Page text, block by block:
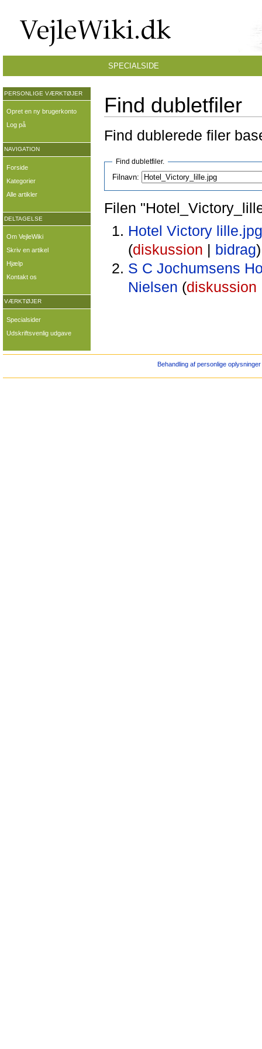
Find dubletfiler
Find dublerede filer
Find dubletfiler.
Filnavn:
Filen
Hotel Victory lille.jpg
(diskussion | bidrag)
S C Jochumsens
Nielsen (diskussion
SPECIALSIDE
PERSONLIGE VÆRKTØJER
Opret en ny brugerkonto
Log på
NAVIGATION
Forside
Kategorier
Alle artikler
DELTAGELSE
Om VejleWiki
Skriv en artikel
Hjælp
Kontakt os
VÆRKTØJER
Specialsider
Udskriftsvenlig udgave
Behandling af personlige oplysninger